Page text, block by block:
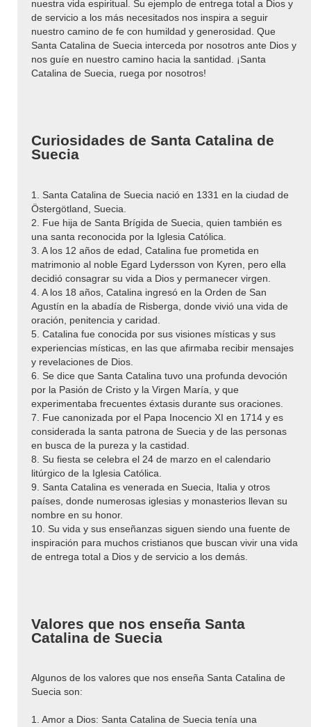
nuestra vida espiritual. Su ejemplo de entrega total a Dios y
de servicio a los más necesitados nos inspira a seguir
nuestro camino de fe con humildad y generosidad. Que
Santa Catalina de Suecia interceda por nosotros ante Dios y
nos guíe en nuestro camino hacia la santidad. ¡Santa
Catalina de Suecia, ruega por nosotros!
Curiosidades de Santa Catalina de
Suecia
1. Santa Catalina de Suecia nació en 1331 en la ciudad de
Östergötland, Suecia.
2. Fue hija de Santa Brígida de Suecia, quien también es
una santa reconocida por la Iglesia Católica.
3. A los 12 años de edad, Catalina fue prometida en
matrimonio al noble Egard Lydersson von Kyren, pero ella
decidió consagrar su vida a Dios y permanecer virgen.
4. A los 18 años, Catalina ingresó en la Orden de San
Agustín en la abadía de Risberga, donde vivió una vida de
oración, penitencia y caridad.
5. Catalina fue conocida por sus visiones místicas y sus
experiencias místicas, en las que afirmaba recibir mensajes
y revelaciones de Dios.
6. Se dice que Santa Catalina tuvo una profunda devoción
por la Pasión de Cristo y la Virgen María, y que
experimentaba frecuentes éxtasis durante sus oraciones.
7. Fue canonizada por el Papa Inocencio XI en 1714 y es
considerada la santa patrona de Suecia y de las personas
en busca de la pureza y la castidad.
8. Su fiesta se celebra el 24 de marzo en el calendario
litúrgico de la Iglesia Católica.
9. Santa Catalina es venerada en Suecia, Italia y otros
países, donde numerosas iglesias y monasterios llevan su
nombre en su honor.
10. Su vida y sus enseñanzas siguen siendo una fuente de
inspiración para muchos cristianos que buscan vivir una vida
de entrega total a Dios y de servicio a los demás.
Valores que nos enseña Santa
Catalina de Suecia
Algunos de los valores que nos enseña Santa Catalina de
Suecia son:
1. Amor a Dios: Santa Catalina de Suecia tenía una